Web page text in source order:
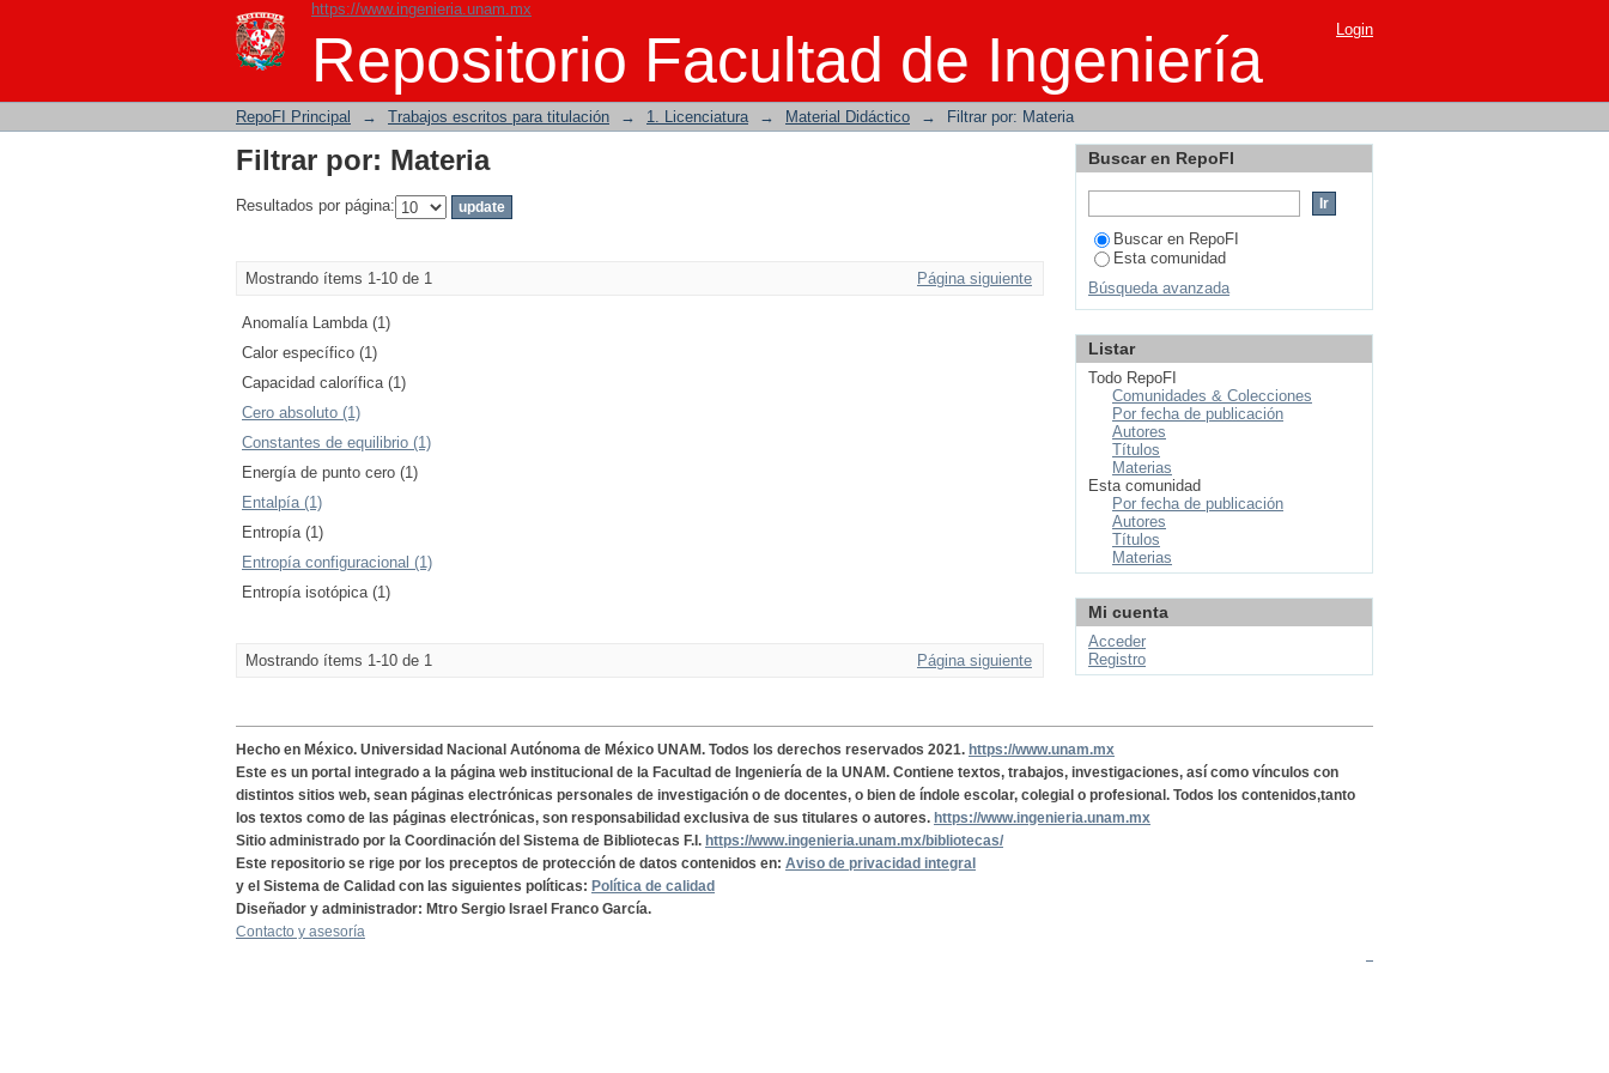
https://www.ingenieria.unam.mx
Repositorio Facultad de Ingeniería
Filtrar por: Materia Login
RepoFI Principal → Trabajos escritos para titulación → 1. Licenciatura → Material Didáctico → Filtrar por: Materia
Filtrar por: Materia
Resultados por página:
Mostrando ítems 1-10 de 1 Página siguiente
Anomalía Lambda (1)
Calor específico (1)
Capacidad calorífica (1)
Cero absoluto (1)
Constantes de equilibrio (1)
Energía de punto cero (1)
Entalpía (1)
Entropía (1)
Entropía configuracional (1)
Entropía isotópica (1)
Mostrando ítems 1-10 de 1 Página siguiente
Buscar en RepoFI
Buscar en RepoFI
Esta comunidad
Búsqueda avanzada
Listar
Todo RepoFI
Comunidades & Colecciones
Por fecha de publicación
Autores
Títulos
Materias
Esta comunidad
Por fecha de publicación
Autores
Títulos
Materias
Mi cuenta
Acceder
Registro
Hecho en México. Universidad Nacional Autónoma de México UNAM. Todos los derechos reservados 2021. https://www.unam.mx
Este es un portal integrado a la página web institucional de la Facultad de Ingeniería de la UNAM. Contiene textos, trabajos, investigaciones, así como vínculos con
distintos sitios web, sean páginas electrónicas personales de investigación o de docentes, o bien de índole escolar, colegial o profesional. Todos los contenidos,tanto
los textos como de las páginas electrónicas, son responsabilidad exclusiva de sus titulares o autores. https://www.ingenieria.unam.mx
Sitio administrado por la Coordinación del Sistema de Bibliotecas F.I. https://www.ingenieria.unam.mx/bibliotecas/
Este repositorio se rige por los preceptos de protección de datos contenidos en: Aviso de privacidad integral
y el Sistema de Calidad con las siguientes políticas: Política de calidad
Diseñador y administrador: Mtro Sergio Israel Franco García.
Contacto y asesoría